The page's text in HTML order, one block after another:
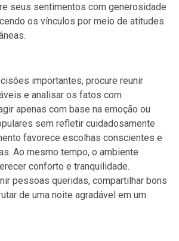
seus sentimentos com generosidade
os vínculos por meio de atitudes
importantes, procure reunir
e analisar os fatos com
apenas com base na emoção ou
sem refletir cuidadosamente
favorece escolhas conscientes e
Ao mesmo tempo, o ambiente
conforto e tranquilidade.
pessoas queridas, compartilhar bons
de uma noite agradável em um